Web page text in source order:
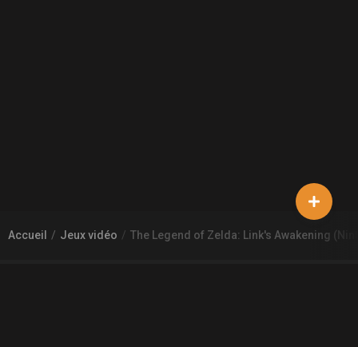
Accueil Jeux vidéo The Legend of Zelda: Link's Awakening